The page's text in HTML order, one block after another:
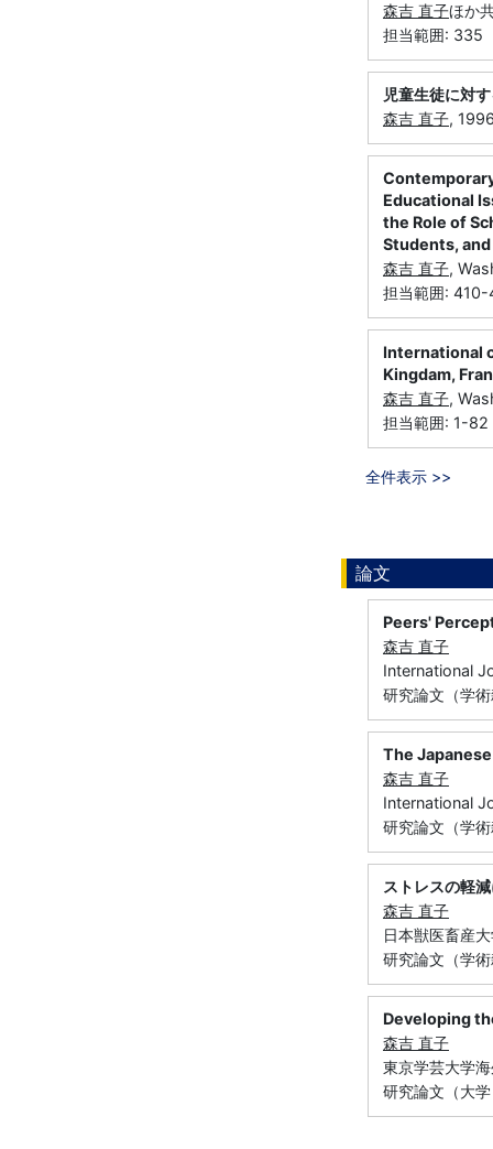
森吉 直子ほか
担当範囲: 335
児童生徒に対
森吉 直子,
Educational
the Role of
Students,
森吉 直子,
担当範囲:
International
Kingdam,
森吉 直子,
担当範囲: 1-82
全件表示 >>
論文
Peers'
森吉 直子
International
研究論文（学
The
森吉 直子
International
研究論文（学
ストレスの軽
森吉 直子
日本獣医畜産
研究論文（学
Developing
森吉 直子
東京学芸大学
研究論文（大